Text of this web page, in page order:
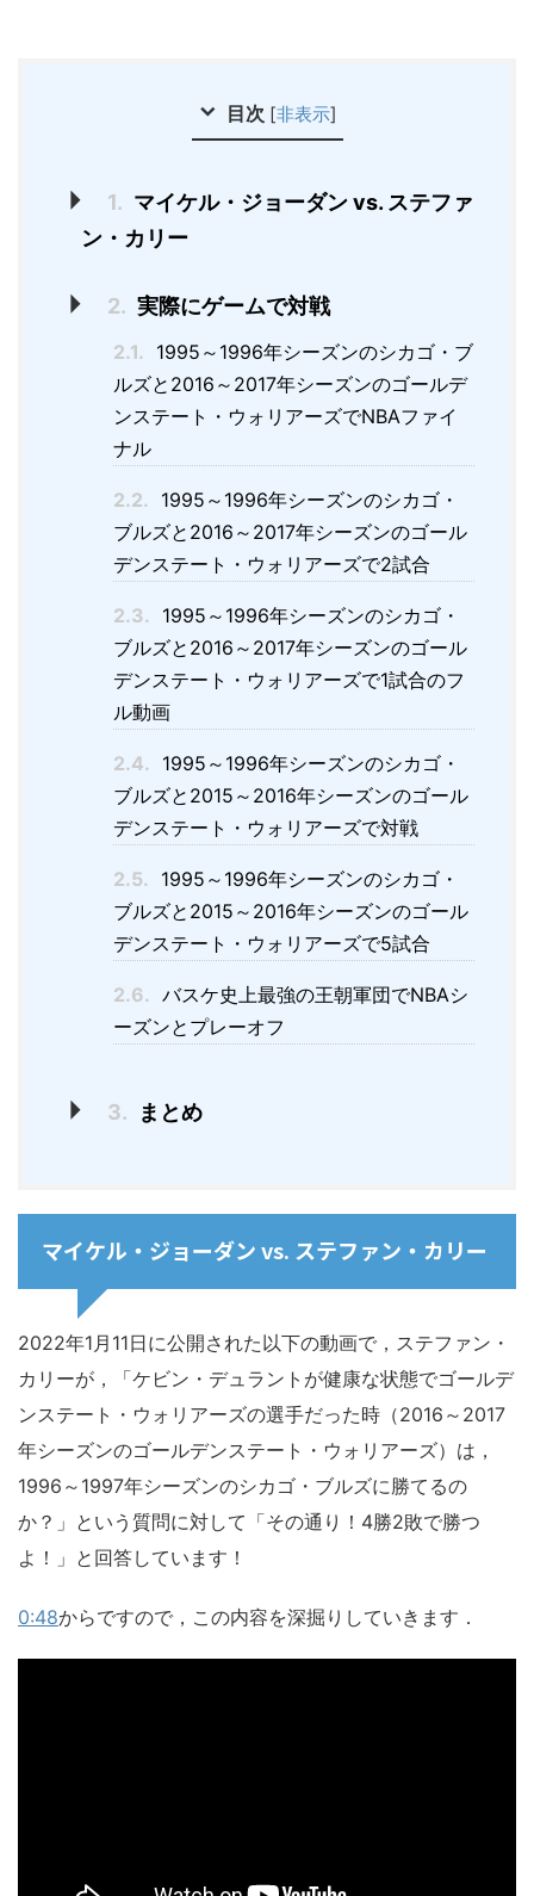
目次 [非表示]
1. マイケル・ジョーダン vs. ステファ
ン・カリー
2. 実際にゲームで対戦
2.1. 1995～1996年シーズンのシカゴ・ブ
ルズと2016～2017年シーズンのゴールデ
ンステート・ウォリアーズでNBAファイ
ナル
2.2. 1995～1996年シーズンのシカゴ・
ブルズと2016～2017年シーズンのゴール
デンステート・ウォリアーズで2試合
2.3. 1995～1996年シーズンのシカゴ・
ブルズと2016～2017年シーズンのゴール
デンステート・ウォリアーズで1試合のフ
ル動画
2.4. 1995～1996年シーズンのシカゴ・
ブルズと2015～2016年シーズンのゴール
デンステート・ウォリアーズで対戦
2.5. 1995～1996年シーズンのシカゴ・
ブルズと2015～2016年シーズンのゴール
デンステート・ウォリアーズで5試合
2.6. バスケ史上最強の王朝軍団でNBAシ
ーズンとプレーオフ
3. まとめ
マイケル・ジョーダン vs. ステファン・カリー
2022年1月11日に公開された以下の動画で，ステファン・
カリーが，「ケビン・デュラントが健康な状態でゴールデ
ンステート・ウォリアーズの選手だった時（2016～2017
年シーズンのゴールデンステート・ウォリアーズ）は，
1996～1997年シーズンのシカゴ・ブルズに勝てるの
か？」という質問に対して「その通り！4勝2敗で勝つ
よ！」と回答しています！
0:48からですので，この内容を深掘りしていきます．